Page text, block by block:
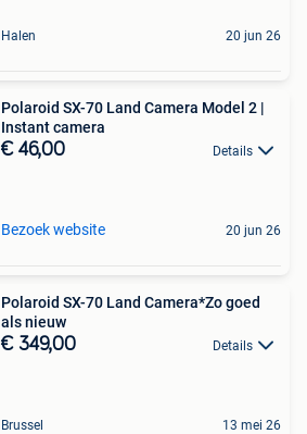
Halen 20 jun 26
Polaroid SX-70 Land Camera Model 2 |
Instant camera
€ 46,00 Details
Bezoek website 20 jun 26
Polaroid SX-70 Land Camera*Zo goed
als nieuw
€ 349,00 Details
Brussel 13 mei 26